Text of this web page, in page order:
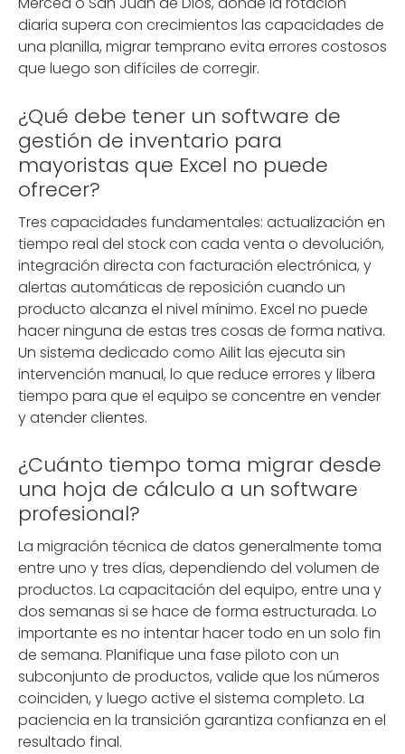
diaria supera con crecimientos las capacidades de
una planilla, migrar temprano evita errores costosos
que luego son difíciles de corregir.
¿Qué debe tener un software de
gestión de inventario para
mayoristas que Excel no puede
ofrecer?
Tres capacidades fundamentales: actualización en
tiempo real del stock con cada venta o devolución,
integración directa con facturación electrónica, y
alertas automáticas de reposición cuando un
producto alcanza el nivel mínimo. Excel no puede
hacer ninguna de estas tres cosas de forma nativa.
Un sistema dedicado como Ailit las ejecuta sin
intervención manual, lo que reduce errores y libera
tiempo para que el equipo se concentre en vender
y atender clientes.
¿Cuánto tiempo toma migrar desde
una hoja de cálculo a un software
profesional?
La migración técnica de datos generalmente toma
entre uno y tres días, dependiendo del volumen de
productos. La capacitación del equipo, entre una y
dos semanas si se hace de forma estructurada. Lo
importante es no intentar hacer todo en un solo fin
de semana. Planifique una fase piloto con un
subconjunto de productos, valide que los números
coinciden, y luego active el sistema completo. La
paciencia en la transición garantiza confianza en el
resultado final.